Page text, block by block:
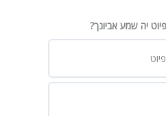
יה שמע אביונך?